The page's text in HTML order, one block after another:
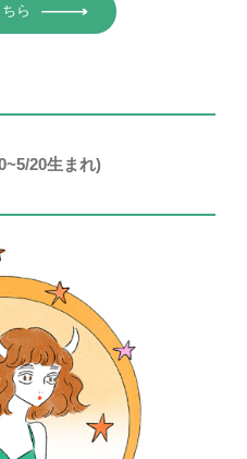
ら
20生まれ)